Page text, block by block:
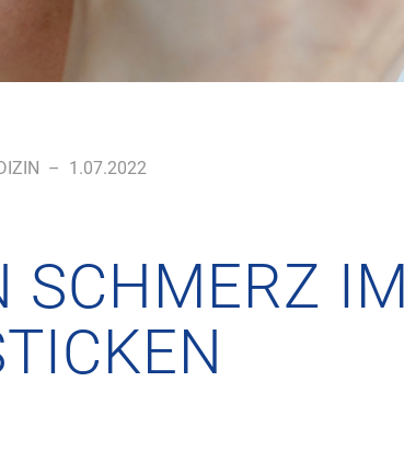
– 1.07.2022
SCHMERZ